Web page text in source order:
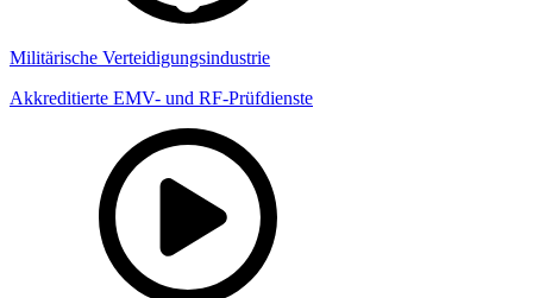
Militärische Verteidigungsindustrie
Akkreditierte EMV- und RF-Prüfdienste